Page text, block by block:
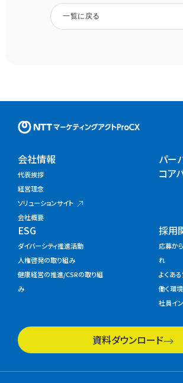
一覧に戻る
NTTマー
会社情報
代表挨拶
経営理念
ソリューションサイト
会社概要
パー
コア
ESG
ダイバーシティ推進活動
人権啓発の取り組み
健康経営の推進/CSRの取り組
み
採用
応募か
れ
よくあ
働く環境
社員イ
資料ダウンロード